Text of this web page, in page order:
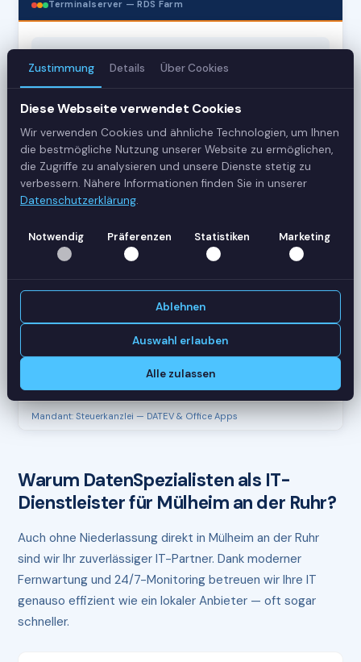
Terminalserver — RDS Farm
42
Sessions
Healthy
SERVER-AUSLASTUNG
CPU
45%
Mandant: Steuerkanzlei — DATEV & Office Apps
Warum DatenSpezialisten als IT-
Dienstleister für Mülheim an der Ruhr?
Auch ohne Niederlassung direkt in Mülheim an der Ruhr
sind wir Ihr zuverlässiger IT-Partner. Dank moderner
Fernwartung und 24/7-Monitoring betreuen wir Ihre IT
genauso effizient wie ein lokaler Anbieter — oft sogar
schneller.
Zustimmung Details Über Cookies
Diese Webseite verwendet Cookies
Wir verwenden Cookies und ähnliche Technologien, um Ihnen
die bestmögliche Nutzung unserer Website zu ermöglichen,
die Zugriffe zu analysieren und unsere Dienste stetig zu
verbessern. Nähere Informationen finden Sie in unserer
Datenschutzerklärung.
Notwendig Präferenzen Statistiken Marketing
Ablehnen
Auswahl erlauben
Alle zulassen